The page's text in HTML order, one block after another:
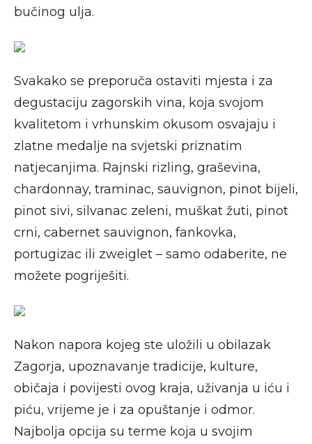
bučinog ulja.
Svakako se preporuča ostaviti mjesta i za
degustaciju zagorskih vina, koja svojom
kvalitetom i vrhunskim okusom osvajaju i
zlatne medalje na svjetski priznatim
natjecanjima. Rajnski rizling, graševina,
chardonnay, traminac, sauvignon, pinot bijeli,
pinot sivi, silvanac zeleni, muškat žuti, pinot
crni, cabernet sauvignon, fankovka,
portugizac ili zweiglet – samo odaberite, ne
možete pogriješiti.
Nakon napora kojeg ste uložili u obilazak
Zagorja, upoznavanje tradicije, kulture,
običaja i povijesti ovog kraja, uživanja u iću i
piću, vrijeme je i za opuštanje i odmor.
Najbolja opcija su terme koja u svojim